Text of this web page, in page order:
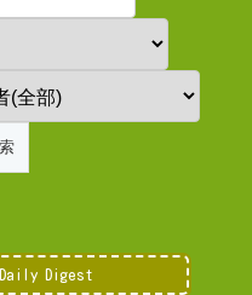
Daily Digest